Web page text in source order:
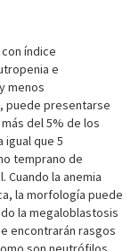
índice
e
menos
puede presentarse
del 5% de los
igual que 5
temprano de
Cuando la anemia
la morfología puede
la megaloblastosis
encontrarán rasgos